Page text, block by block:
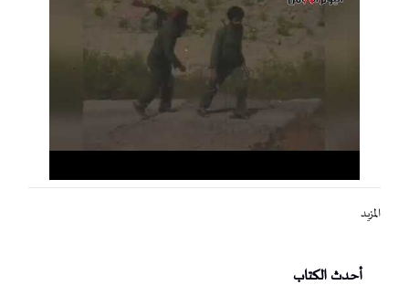
المزيد
أحدث الكتاب